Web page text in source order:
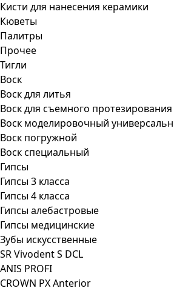
Кисти для нанесения керамики
Кюветы
Палитры
Прочее
Тигли
Воск
Воск для литья
Воск для съемного протезирования
Воск моделировочный
Воск погружной
Воск специальный
Гипсы
Гипсы 3 класса
Гипсы 4 класса
Гипсы алебастровые
Гипсы медицинские
Зубы искусственные
SR Vivodent S DCL
ANIS PROFI
CROWN PX Anterior